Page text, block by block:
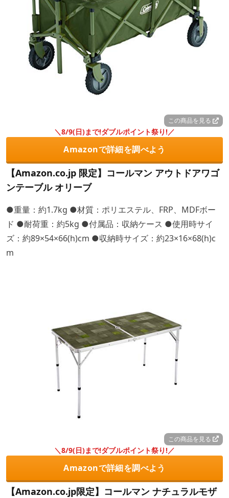
この商品を見る
＼8/9(日)まで!ダブルポイント祭り!／
Amazonで詳細を調べよう
【Amazon.co.jp 限定】コールマン アウトドアワゴ
ンテーブル オリーブ
●重量：約1.7kg ●材質：ポリエステル、FRP、MDFボー
ド ●耐荷重：約5kg ●付属品：収納ケース ●使用時サイ
ズ：約89×54×66(h)cm ●収納時サイズ：約23×16×68(h)c
m
この商品を見る
＼8/9(日)まで!ダブルポイント祭り!／
Amazonで詳細を調べよう
【Amazon.co.jp限定】コールマン ナチュラルモザ